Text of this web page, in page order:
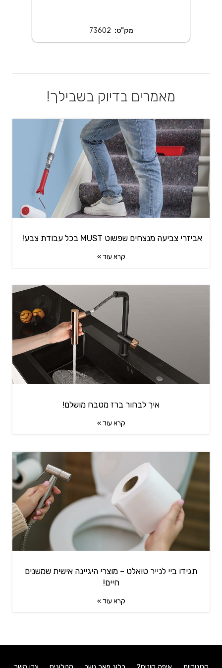
מק"ט: 73602
מאמרים בדיוק בשבילך!
אביזרי צביעה מנצחים שפשוט MUST בכל עבודת צבע!
קרא עוד »
איך לבחור ברז מטבח מושלם!
קרא עוד »
תגידו ביי לנייר טואלט – מוצרי היגיינה אישית שמשנים
חיים!
קרא עוד »